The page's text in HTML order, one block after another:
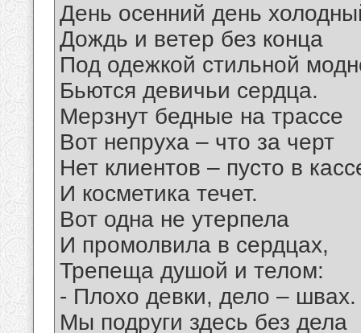
День осенний день
Дождь и ветер без конца
Под одежкой стильной
Бьются девичьи сердца.
Мерзнут бедные на трассе
Вот непруха – что за черт
Нет клиентов – пусто в
И косметика течет.
Вот одна не утерпела
И промолвила в сердцах,
Трепеща душой и телом:
- Плохо девки, дело – швах.
Мы подруги здесь без дела